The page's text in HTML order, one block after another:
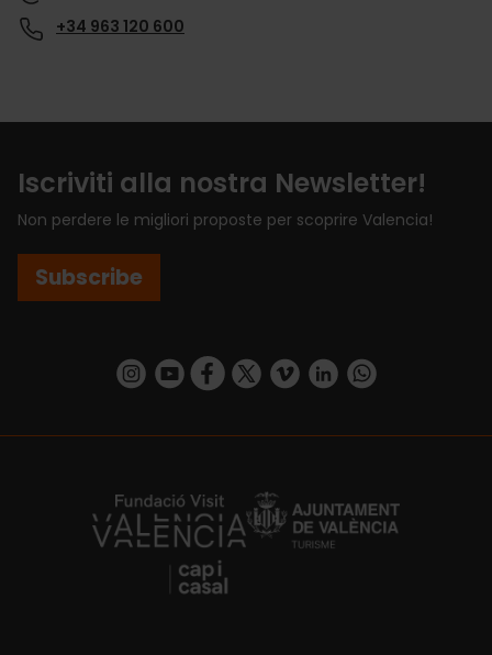
+34 963 120 600
Iscriviti alla nostra Newsletter!
Non perdere le migliori proposte per scoprire Valencia!
Subscribe
https://www.instagram.com/visit_valencia/
https://www.youtube.com/user/
https://www.facebook.com/
https://twitter.com/VisitaValencia
https://vimeo.com/
https://www.linkedin.com/company/turismo-valencia/https://api.whatsapp.com/send/
https://fundacion.visitvalencia.com/